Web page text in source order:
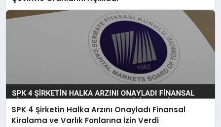
SPK 4 Şirketin Halka Arzını Onayladı Finansal
Kiralama ve Varlık Fonlarına İzin Verdi